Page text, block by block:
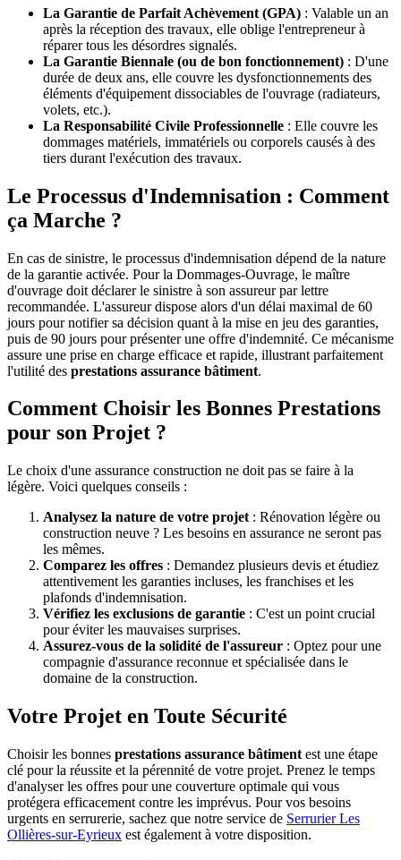
La Garantie de Parfait Achèvement (GPA) : Valable un an
après la réception des travaux, elle oblige l'entrepreneur à
réparer tous les désordres signalés.
La Garantie Biennale (ou de bon fonctionnement) : D'une
durée de deux ans, elle couvre les dysfonctionnements des
éléments d'équipement dissociables de l'ouvrage (radiateurs,
volets, etc.).
La Responsabilité Civile Professionnelle : Elle couvre les
dommages matériels, immatériels ou corporels causés à des
tiers durant l'exécution des travaux.
Le Processus d'Indemnisation : Comment
ça Marche ?
En cas de sinistre, le processus d'indemnisation dépend de la nature
de la garantie activée. Pour la Dommages-Ouvrage, le maître
d'ouvrage doit déclarer le sinistre à son assureur par lettre
recommandée. L'assureur dispose alors d'un délai maximal de 60
jours pour notifier sa décision quant à la mise en jeu des garanties,
puis de 90 jours pour présenter une offre d'indemnité. Ce mécanisme
assure une prise en charge efficace et rapide, illustrant parfaitement
l'utilité des prestations assurance bâtiment.
Comment Choisir les Bonnes Prestations
pour son Projet ?
Le choix d'une assurance construction ne doit pas se faire à la
légère. Voici quelques conseils :
Analysez la nature de votre projet : Rénovation légère ou
construction neuve ? Les besoins en assurance ne seront pas
les mêmes.
Comparez les offres : Demandez plusieurs devis et étudiez
attentivement les garanties incluses, les franchises et les
plafonds d'indemnisation.
Vérifiez les exclusions de garantie : C'est un point crucial
pour éviter les mauvaises surprises.
Assurez-vous de la solidité de l'assureur : Optez pour une
compagnie d'assurance reconnue et spécialisée dans le
domaine de la construction.
Votre Projet en Toute Sécurité
Choisir les bonnes prestations assurance bâtiment est une étape
clé pour la réussite et la pérennité de votre projet. Prenez le temps
d'analyser les offres pour une couverture optimale qui vous
protégera efficacement contre les imprévus. Pour vos besoins
urgents en serrurerie, sachez que notre service de Serrurier Les
Ollières-sur-Eyrieux est également à votre disposition.